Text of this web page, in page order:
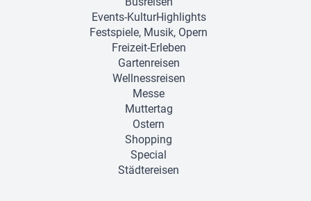
Events-KulturHighlights
Festspiele, Musik, Opern
Freizeit-Erleben
Gartenreisen
Wellnessreisen
Messe
Muttertag
Ostern
Shopping
Special
Städtereisen